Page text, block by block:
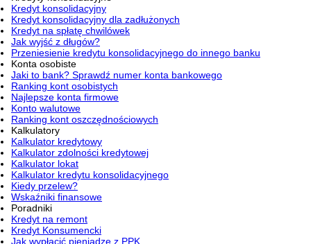
Kredyt konsolidacyjny
Kredyt konsolidacyjny dla zadłużonych
Kredyt na spłatę chwilówek
Jak wyjść z długów?
Przeniesienie kredytu konsolidacyjnego do innego banku
Konta osobiste
Jaki to bank? Sprawdź numer konta bankowego
Ranking kont osobistych
Najlepsze konta firmowe
Konto walutowe
Ranking kont oszczędnościowych
Kalkulatory
Kalkulator kredytowy
Kalkulator zdolności kredytowej
Kalkulator lokat
Kalkulator kredytu konsolidacyjnego
Kiedy przelew?
Wskaźniki finansowe
Poradniki
Kredyt na remont
Kredyt Konsumencki
Jak wypłacić pieniądze z PPK